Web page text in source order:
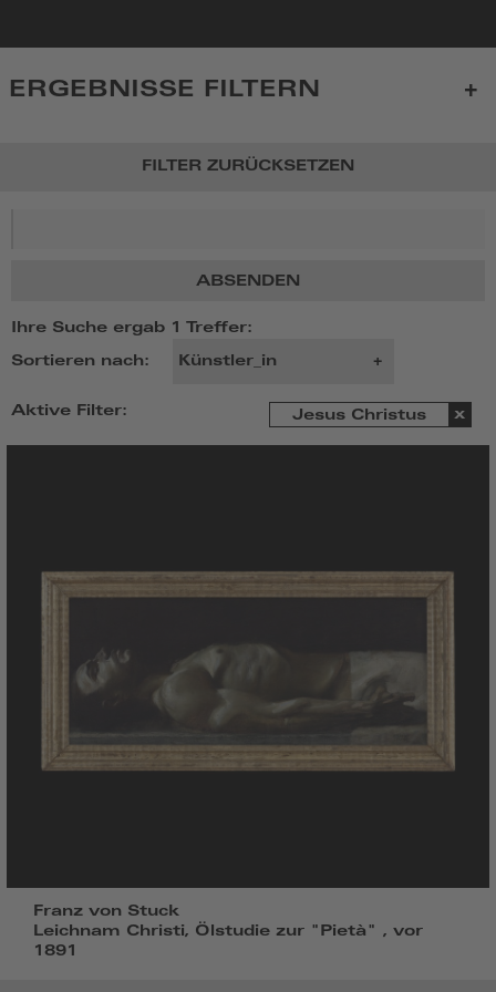
Startseite
ABSENDEN
Ihre Suche ergab 1 Treffer:
Sortieren nach:
Aktive Filter: Jesus Christus
Franz von Stuck
Leichnam Christi, Ölstudie zur "Pietà" , vor
1891
ERGEBNISSE FILTERN
FILTER ZURÜCKSETZEN